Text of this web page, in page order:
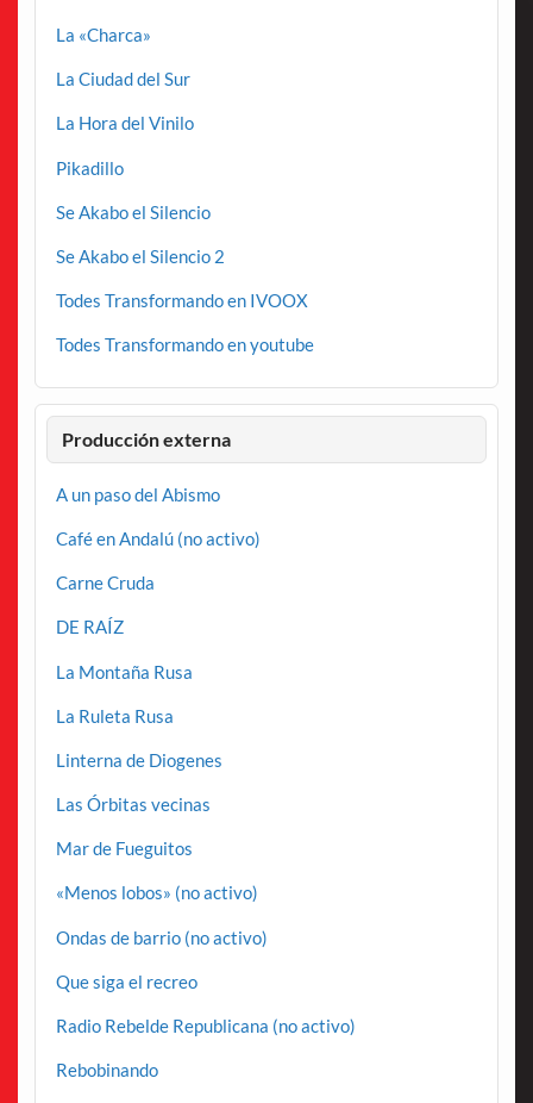
La «Charca»
La Ciudad del Sur
La Hora del Vinilo
Pikadillo
Se Akabo el Silencio
Se Akabo el Silencio 2
Todes Transformando en IVOOX
Todes Transformando en youtube
Producción externa
A un paso del Abismo
Café en Andalú (no activo)
Carne Cruda
DE RAÍZ
La Montaña Rusa
La Ruleta Rusa
Linterna de Diogenes
Las Órbitas vecinas
Mar de Fueguitos
«Menos lobos» (no activo)
Ondas de barrio (no activo)
Que siga el recreo
Radio Rebelde Republicana (no activo)
Rebobinando